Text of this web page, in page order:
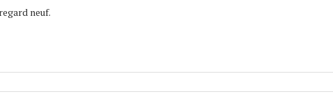
neuf.